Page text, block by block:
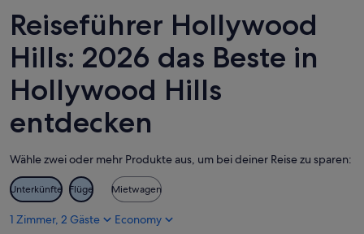
9.
Aug.
Aug.
-
9.
Aug.
Reiseführer Hollywood
Hills: 2026 das Beste in
Hollywood Hills
entdecken
Wähle zwei oder mehr Produkte aus, um bei deiner Reise zu sparen:
Unterkünfte Flüge Mietwagen
1 Zimmer, 2 Gäste Economy